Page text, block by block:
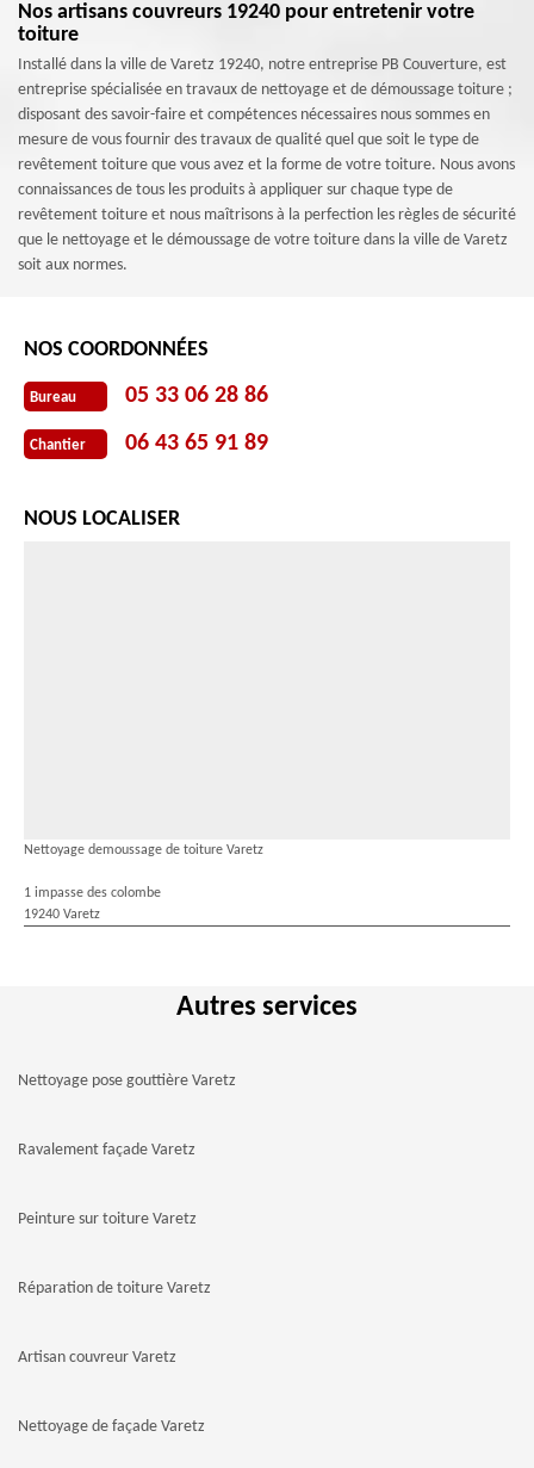
Nos artisans couvreurs 19240 pour entretenir votre
toiture
Installé dans la ville de Varetz 19240, notre entreprise PB Couverture, est
entreprise spécialisée en travaux de nettoyage et de démoussage toiture ;
disposant des savoir-faire et compétences nécessaires nous sommes en
mesure de vous fournir des travaux de qualité quel que soit le type de
revêtement toiture que vous avez et la forme de votre toiture. Nous avons
connaissances de tous les produits à appliquer sur chaque type de
revêtement toiture et nous maîtrisons à la perfection les règles de sécurité
que le nettoyage et le démoussage de votre toiture dans la ville de Varetz
soit aux normes.
NOS COORDONNÉES
Bureau 05 33 06 28 86
Chantier 06 43 65 91 89
NOUS LOCALISER
Nettoyage demoussage de toiture Varetz
1 impasse des colombe
19240 Varetz
Autres services
Nettoyage pose gouttière Varetz
Ravalement façade Varetz
Peinture sur toiture Varetz
Réparation de toiture Varetz
Artisan couvreur Varetz
Nettoyage de façade Varetz